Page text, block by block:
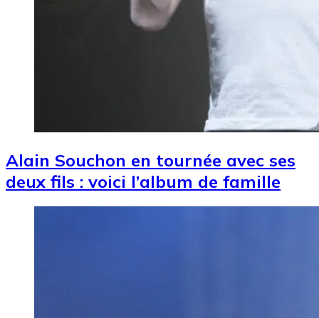
Alain Souchon en tournée avec ses
deux fils : voici l’album de famille